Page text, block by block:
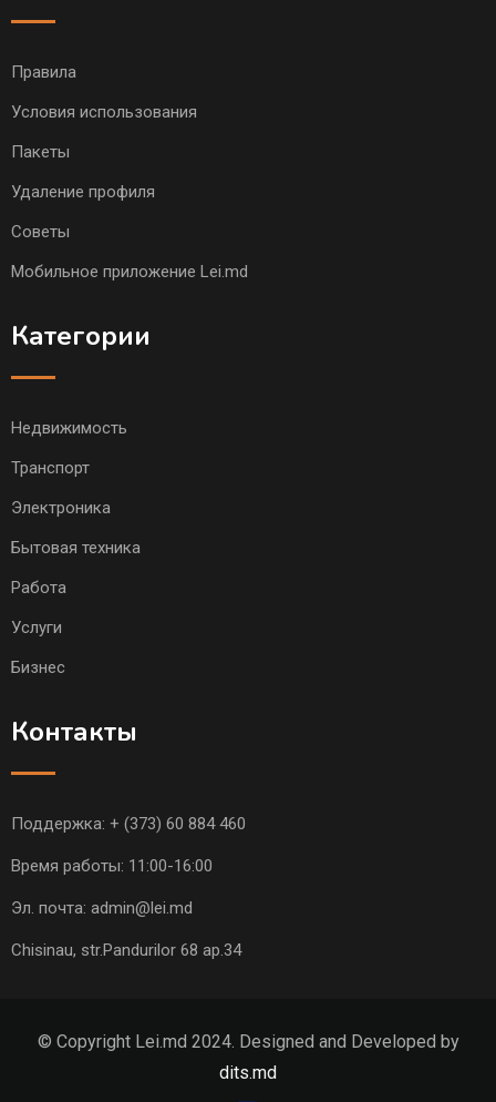
Правила
Условия использования
Пакеты
Удаление профиля
Советы
Мобильное приложение Lei.md
Категории
Недвижимость
Транспорт
Электроника
Бытовая техника
Работа
Услуги
Бизнес
Контакты
Поддержка: + (373) 60 884 460
Время работы: 11:00-16:00
Эл. почта: admin@lei.md
Chisinau, str.Pandurilor 68 ap.34
© Copyright Lei.md 2024. Designed and Developed by
dits.md